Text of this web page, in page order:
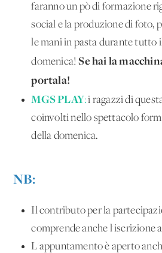
faranno un pò di formazione
social e la produzione di foto,
le mani in pasta durante tutto
domenica!Se hai la
portala!
MGS PLAY:i ragazzi di
coinvolti nello spettacolo
della domenica.
NB:
Il contributo per la
comprende anche l'iscrizione
L'appuntamento è aperto